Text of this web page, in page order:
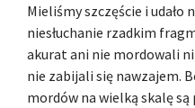
Mieliśmy szczęście i udało
niesłuchanie rzadkim
akurat ani nie mordowali
nie zabijali się nawzajem.
mordów na wielką skalę